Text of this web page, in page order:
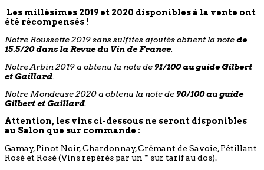
Les millésimes 2019 et 2020 disponibles à la vente ont
été récompensés !
Notre Roussette 2019 sans sulfites ajoutés obtient la notede
15.5/20 dans la Revue du Vin de France.
Notre Arbin 2019 a obtenu la note de 91/100 au guide Gilbert
et Gaillard
Notre Mondeuse 2020 a obtenu la note de 90/100 au guide
Gilbert et Gaillard
Attention, les vins ci-dessous ne seront disponibles
au Salon que sur commande :
Gamay, Pinot Noir, Chardonnay, Crémant de Savoie, Pétillant
Rosé et Rosé (Vins repérés par un * sur tarif au dos).